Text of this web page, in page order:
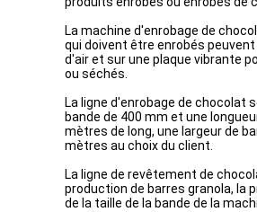
La machine d'enrobage de
qui doivent être enrobés
d'air et sur une plaque vibrante
ou séchés.
La ligne d'enrobage de chocolat
bande de 400 mm et une
mètres de long, une largeur de
mètres au choix du client.
La ligne de revêtement de
production de barres granola, la
de la taille de la bande de la